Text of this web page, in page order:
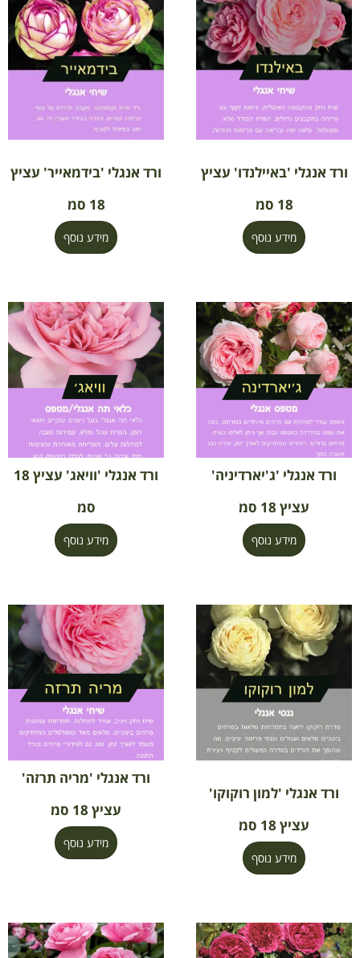
ורד אנגלי 'באיילנדו' עציץ
18 סמ
מידע נוסף
ורד אנגלי 'בידמאייר' עציץ
18 סמ
מידע נוסף
ורד אנגלי 'ג'יארדיניה'
עציץ 18 סמ
מידע נוסף
ורד אנגלי 'וויאג' עציץ 18
סמ
מידע נוסף
ורד אנגלי 'למון רוקוקו'
עציץ 18 סמ
מידע נוסף
ורד אנגלי 'מריה תרזה'
עציץ 18 סמ
מידע נוסף